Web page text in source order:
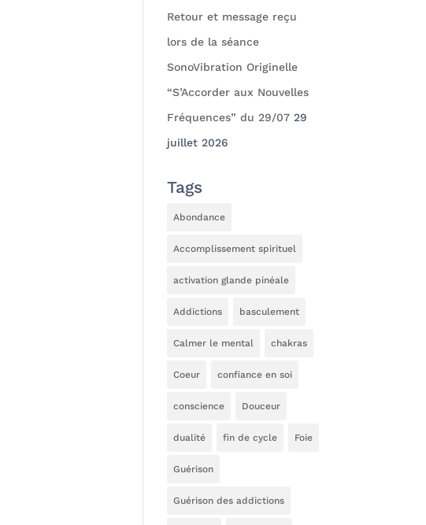
Retour et message reçu
lors de la séance
SonoVibration Originelle
“S’Accorder aux Nouvelles
Fréquences” du 29/07 29
juillet 2026
Tags
Abondance
Accomplissement spirituel
activation glande pinéale
Addictions basculement
Calmer le mental chakras
Coeur confiance en soi
conscience Douceur
dualité fin de cycle Foie
Guérison
Guérison des addictions